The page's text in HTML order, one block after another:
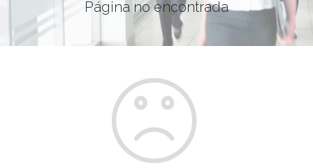
Página no encontrada